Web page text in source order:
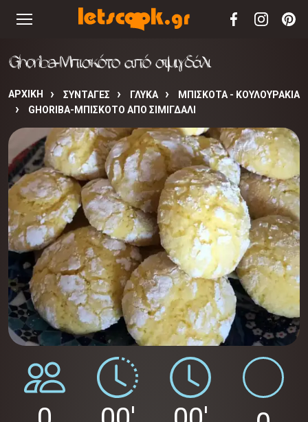
Ghoriba-Μπισκότο από σιμιγδάλι
ΑΡΧΙΚΉ ΣΥΝΤΑΓΈΣ ΓΛΥΚΑ
ΜΠΙΣΚΟΤΑ - ΚΟΥΛΟΥΡΑΚΙΑ
GHORIBA-ΜΠΙΣΚΌΤΟ ΑΠΌ ΣΙΜΙΓΔΆΛΙ